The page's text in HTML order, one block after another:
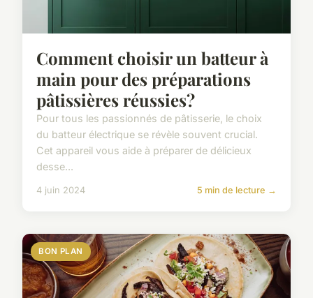
Comment choisir un batteur à
main pour des préparations
pâtissières réussies?
Pour tous les passionnés de pâtisserie, le choix
du batteur électrique se révèle souvent crucial.
Cet appareil vous aide à préparer de délicieux
desse...
4 juin 2024 5 min de lecture →
BON PLAN